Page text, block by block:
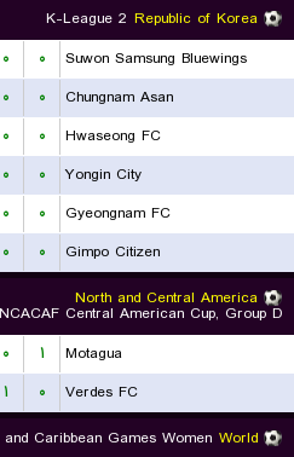
Republic of Korea
K-League 2
Suwon Samsung Bluewings
۰ ۰
Chungnam Asan
۰ ۰
Hwaseong FC
۰ ۰
Yongin City
۰ ۰
Gyeongnam FC
۰ ۰
Gimpo Citizen
۰ ۰
North and Central America
Central American Cup, Group D
Motagua
۱ ۰
Verdes FC
۰ ۱
World
Caribbean Games Women